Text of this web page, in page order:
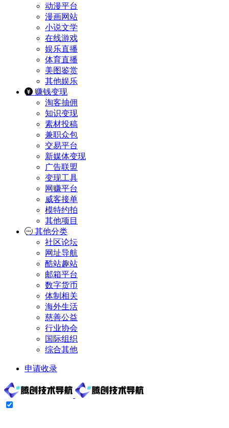
动漫平台
漫画网站
小说文学
在线游戏
娱乐直播
体育直播
美图鉴赏
其他娱乐
赚钱变现
淘客抽佣
知识变现
素材投稿
兼职众包
交易平台
新媒体变现
广告联盟
变现工具
网赚平台
威客接单
模特约拍
其他项目
其他分类
社区论坛
网址导航
酷站趣站
邮箱平台
数字货币
体制相关
海外生活
慈善公益
行业协会
国际组织
综合其他
申请收录